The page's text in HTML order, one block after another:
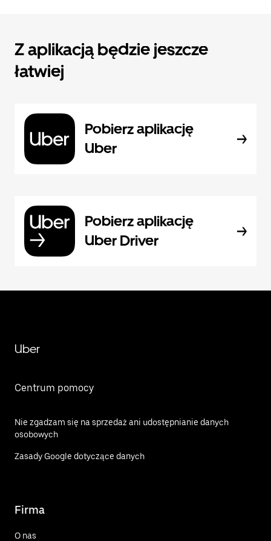
Z aplikacją będzie jeszcze
łatwiej
Pobierz aplikację
Uber
Pobierz aplikację
Uber Driver
Uber
Centrum pomocy
Nie zgadzam się na sprzedaż ani udostępnianie danych
osobowych
Zasady Google dotyczące danych
Firma
O nas